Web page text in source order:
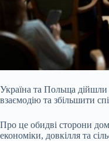
Україна та Польща
взаємодію та збільшити
Про це обидві сторони
економіки, довкілля та